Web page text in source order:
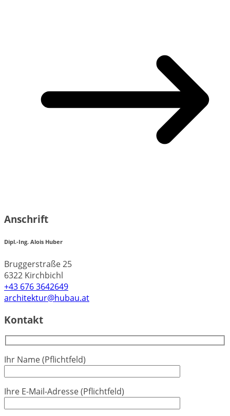
Anschrift
Dipl.-Ing. Alois Huber
Bruggerstraße 25
6322 Kirchbichl
+43 676 3642649
architektur@hubau.at
Kontakt
Ihr Name (Pflichtfeld)
Ihre E-Mail-Adresse (Pflichtfeld)